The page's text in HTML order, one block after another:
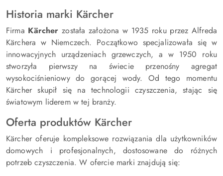
Historia marki Kärcher
Firma Kärcher została założona w 1935 roku przez Alfreda
Kärchera w Niemczech. Początkowo specjalizowała się w
innowacyjnych urządzeniach grzewczych, a w 1950 roku
stworzyła pierwszy na świecie przenośny agregat
wysokociśnieniowy do gorącej wody. Od tego momentu
Kärcher skupił się na technologii czyszczenia, stając się
światowym liderem w tej branży.
Oferta produktów Kärcher
Kärcher oferuje kompleksowe rozwiązania dla użytkowników
domowych i profesjonalnych, dostosowane do różnych
potrzeb czyszczenia. W ofercie marki znajdują się: